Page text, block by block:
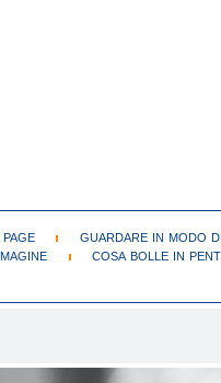
PAGE GUARDARE IN MODO
COSA BOLLE IN